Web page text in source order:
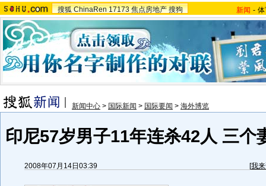
搜狐 ChinaRen 17173 焦点房地产 搜狗 新闻 -
新闻中心 > 国际新闻 > 国际要闻 > 海外博览
印尼57岁男子11年连杀42人 三个
2008年07月14日03:39 [我